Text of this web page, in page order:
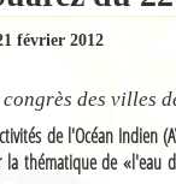
février 2012
des villes
de l'Océan Indien
thématique de «l'eau